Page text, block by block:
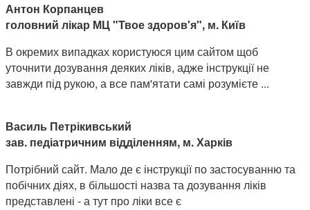
Антон Корпанцев
головний лікар МЦ "Твое здоров'я", м. Київ
В окремих випадках користуюся цим сайтом щоб
уточнити дозування деяких ліків, адже інструкції не
завжди під рукою, а все пам'ятати самі розумієте ...
Василь Петрікивський
зав. педіатричним відділенням, м. Харків
Потрібний сайт. Мало де є інструкції по застосуванню та
побічних діях, в більшості назва та дозування ліків
представлені - а тут про ліки все є